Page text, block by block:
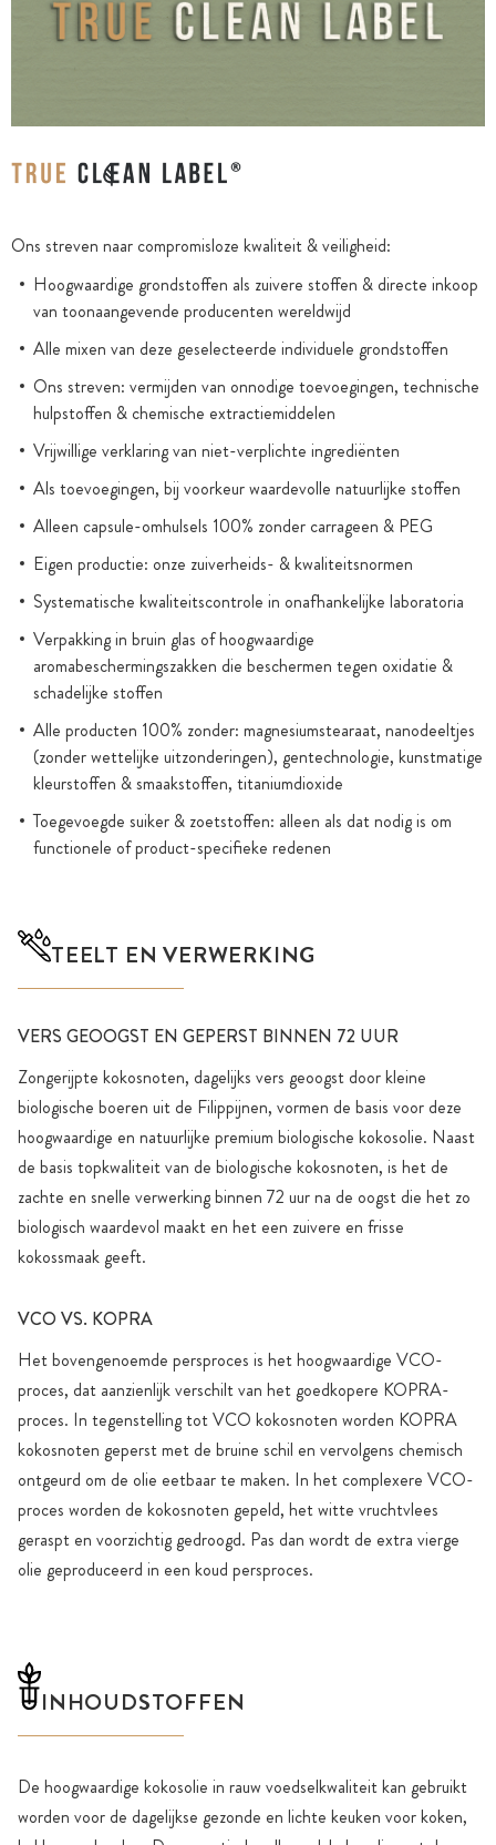
Ons streven naar compromisloze kwaliteit & veiligheid:
Hoogwaardige grondstoffen als zuivere stoffen & directe inkoop
van toonaangevende producenten wereldwijd
Alle mixen van deze geselecteerde individuele grondstoffen
Ons streven: vermijden van onnodige toevoegingen, technische
hulpstoffen & chemische extractiemiddelen
Vrijwillige verklaring van niet-verplichte ingrediënten
Als toevoegingen, bij voorkeur waardevolle natuurlijke stoffen
Alleen capsule-omhulsels 100% zonder carrageen & PEG
Eigen productie: onze zuiverheids- & kwaliteitsnormen
Systematische kwaliteitscontrole in onafhankelijke laboratoria
Verpakking in bruin glas of hoogwaardige
aromabeschermingszakken die beschermen tegen oxidatie &
schadelijke stoffen
Alle producten 100% zonder: magnesiumstearaat, nanodeeltjes
(zonder wettelijke uitzonderingen), gentechnologie, kunstmatige
kleurstoffen & smaakstoffen, titaniumdioxide
Toegevoegde suiker & zoetstoffen: alleen als dat nodig is om
functionele of product-specifieke redenen
TEELT EN VERWERKING
VERS GEOOGST EN GEPERST BINNEN 72 UUR
Zongerijpte kokosnoten, dagelijks vers geoogst door kleine
biologische boeren uit de Filippijnen, vormen de basis voor deze
hoogwaardige en natuurlijke premium biologische kokosolie. Naast
de basis topkwaliteit van de biologische kokosnoten, is het de
zachte en snelle verwerking binnen 72 uur na de oogst die het zo
biologisch waardevol maakt en het een zuivere en frisse
kokossmaak geeft.
VCO VS. KOPRA
Het bovengenoemde persproces is het hoogwaardige VCO-
proces, dat aanzienlijk verschilt van het goedkopere KOPRA-
proces. In tegenstelling tot VCO kokosnoten worden KOPRA
kokosnoten geperst met de bruine schil en vervolgens chemisch
ontgeurd om de olie eetbaar te maken. In het complexere VCO-
proces worden de kokosnoten gepeld, het witte vruchtvlees
geraspt en voorzichtig gedroogd. Pas dan wordt de extra vierge
olie geproduceerd in een koud persproces.
INHOUDSTOFFEN
De hoogwaardige kokosolie in rauw voedselkwaliteit kan gebruikt
worden voor de dagelijkse gezonde en lichte keuken voor koken,